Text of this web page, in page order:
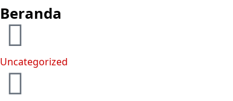
Beranda
Uncategorized